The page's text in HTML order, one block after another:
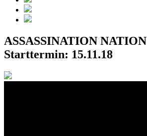
ASSASSINATION NATION
Starttermin: 15.11.18